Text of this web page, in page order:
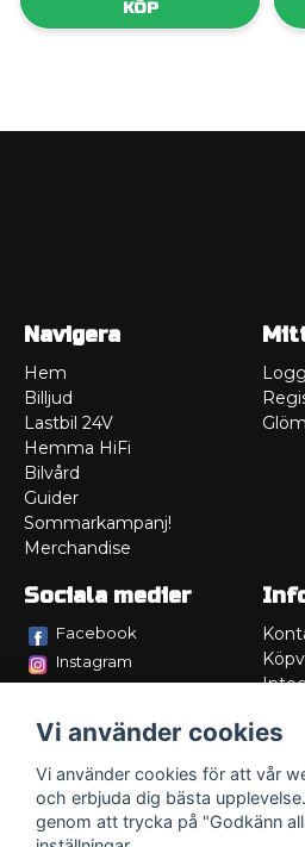
KÖP
Navigera
Hem
Billjud
Lastbil 24V
Hemma HiFi
Bilvård
Guider
Sommarkampanj!
Merchandise
Sociala medier
Facebook
Instagram
Om
Vi använder cookies
Vi använder cookies för att vår
och erbjuda dig bästa
genom att trycka på "Godkänn